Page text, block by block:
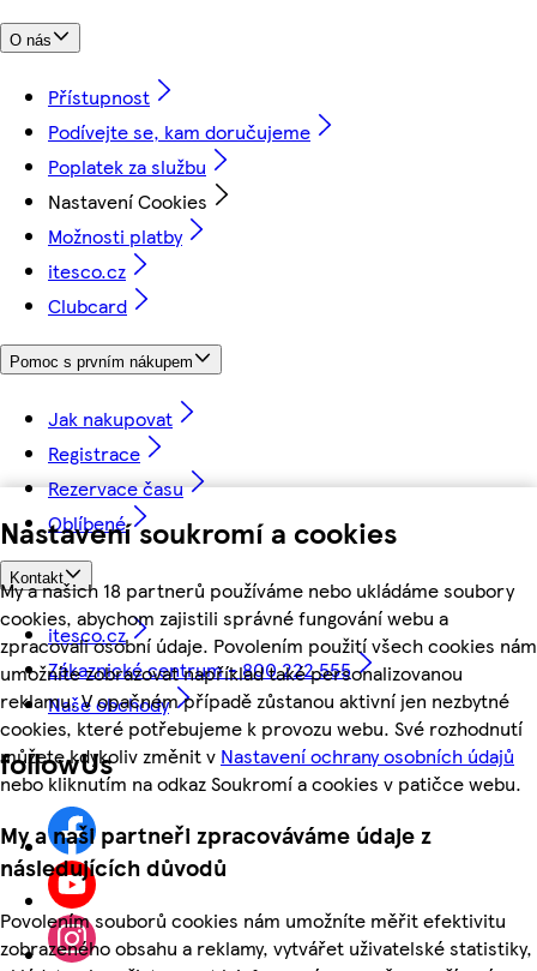
Nastavení soukromí a cookies
My a našich 18 partnerů používáme nebo ukládáme soubory
cookies, abychom zajistili správné fungování webu a
zpracovali osobní údaje. Povolením použití všech cookies nám
umožníte zobrazovat například také personalizovanou
reklamu. V opačném případě zůstanou aktivní jen nezbytné
cookies, které potřebujeme k provozu webu. Své rozhodnutí
můžete kdykoliv změnit v Nastavení ochrany osobních údajů
nebo kliknutím na odkaz Soukromí a cookies v patičce webu.
My a naši partneři zpracováváme údaje z
následujících důvodů
Povolením souborů cookies nám umožníte měřit efektivitu
zobrazeného obsahu a reklamy, vytvářet uživatelské statistiky,
O nás
Přístupnost
Podívejte se, kam doručujeme
Poplatek za službu
Nastavení Cookies
Možnosti platby
itesco.cz
Clubcard
Pomoc s prvním nákupem
Jak nakupovat
Registrace
Rezervace času
Oblíbené
Kontakt
itesco.cz
Zákaznické centrum - 800 222 555
Naše obchody
followUs